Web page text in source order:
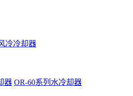
冷冷却器
器 OR-60系列水冷却器